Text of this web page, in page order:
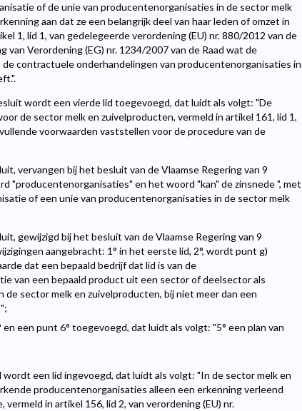
of de unie van producentenorganisaties in de sector melk
aan dat ze een belangrijk deel van haar leden of omzet in
1, lid 1, van gedelegeerde verordening (EU) nr. 880/2012 van de
van Verordening (EG) nr. 1234/2007 van de Raad wat de
contractuele onderhandelingen van producentenorganisaties in
wordt een vierde lid toegevoegd, dat luidt als volgt: "De
de sector melk en zuivelproducten, vermeld in artikel 161, lid 1,
voorwaarden vaststellen voor de procedure van de
vervangen bij het besluit van de Vlaamse Regering van 9
"producentenorganisaties" en het woord "kan" de zinsnede ", met
of een unie van producentenorganisaties in de sector melk
gewijzigd bij het besluit van de Vlaamse Regering van 9
aangebracht: 1° in het eerste lid, 2°, wordt punt g)
dat een bepaald bedrijf dat lid is van de
van een bepaald product uit een sector of deelsector als
de sector melk en zuivelproducten, bij niet meer dan een
een punt 6° toegevoegd, dat luidt als volgt: "5° een plan van
een lid ingevoegd, dat luidt als volgt: "In de sector melk en
producentenorganisaties alleen een erkenning verleend
vermeld in artikel 156, lid 2, van verordening (EU) nr.